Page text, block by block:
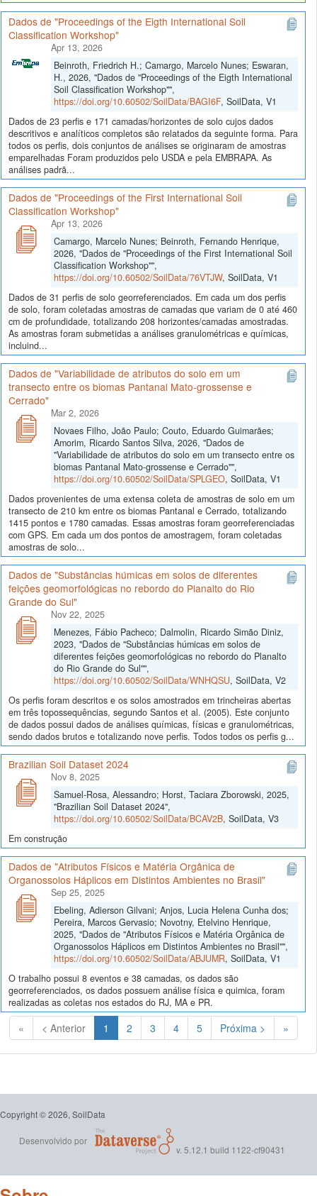
Dados de "Proceedings of the Eigth International Soil
Classification Workshop"
Apr 13, 2026
Beinroth, Friedrich H.; Camargo, Marcelo Nunes; Eswaran,
H., 2026, "Dados de "Proceedings of the Eigth International
Soil Classification Workshop"",
https://doi.org/10.60502/SoilData/BAGI6F, SoilData, V1
Dados de 23 perfis e 171 camadas/horizontes de solo cujos dados
descritivos e analíticos completos são relatados da seguinte forma. Para
todos os perfis, dois conjuntos de análises se originaram de amostras
emparelhadas Foram produzidos pelo USDA e pela EMBRAPA. As
análises padrã...
Dados de "Proceedings of the First International Soil
Classification Workshop"
Apr 13, 2026
Camargo, Marcelo Nunes; Beinroth, Fernando Henrique,
2026, "Dados de "Proceedings of the First International Soil
Classification Workshop"",
https://doi.org/10.60502/SoilData/76VTJW, SoilData, V1
Dados de 31 perfis de solo georreferenciados. Em cada um dos perfis
de solo, foram coletadas amostras de camadas que variam de 0 até 460
cm de profundidade, totalizando 208 horizontes/camadas amostradas.
As amostras foram submetidas a análises granulométricas e químicas,
incluind...
Dados de "Variabilidade de atributos do solo em um
transecto entre os biomas Pantanal Mato-grossense e
Cerrado"
Mar 2, 2026
Novaes Filho, João Paulo; Couto, Eduardo Guimarães;
Amorim, Ricardo Santos Silva, 2026, "Dados de
"Variabilidade de atributos do solo em um transecto entre os
biomas Pantanal Mato-grossense e Cerrado"",
https://doi.org/10.60502/SoilData/SPLGEO, SoilData, V1
Dados provenientes de uma extensa coleta de amostras de solo em um
transecto de 210 km entre os biomas Pantanal e Cerrado, totalizando
1415 pontos e 1780 camadas. Essas amostras foram georreferenciadas
com GPS. Em cada um dos pontos de amostragem, foram coletadas
amostras de solo...
Dados de "Substâncias húmicas em solos de diferentes
feições geomorfológicas no rebordo do Planalto do Rio
Grande do Sul"
Nov 22, 2025
Menezes, Fábio Pacheco; Dalmolin, Ricardo Simão Diniz,
2023, "Dados de "Substâncias húmicas em solos de
diferentes feições geomorfológicas no rebordo do Planalto
do Rio Grande do Sul"",
https://doi.org/10.60502/SoilData/WNHQSU, SoilData, V2
Os perfis foram descritos e os solos amostrados em trincheiras abertas
em três topossequências, segundo Santos et al. (2005). Este conjunto
de dados possui dados de análises químicas, físicas e granulométricas,
sendo dados brutos e totalizando nove perfis. Todos todos os perfis g...
Brazilian Soil Dataset 2024
Nov 8, 2025
Samuel-Rosa, Alessandro; Horst, Taciara Zborowski, 2025,
"Brazilian Soil Dataset 2024",
https://doi.org/10.60502/SoilData/BCAV2B, SoilData, V3
Em construção
Dados de "Atributos Físicos e Matéria Orgânica de
Organossolos Háplicos em Distintos Ambientes no Brasil"
Sep 25, 2025
Ebeling, Adierson Gilvani; Anjos, Lucia Helena Cunha dos;
Pereira, Marcos Gervasio; Novotny, Etelvino Henrique,
2025, "Dados de "Atributos Físicos e Matéria Orgânica de
Organossolos Háplicos em Distintos Ambientes no Brasil"",
https://doi.org/10.60502/SoilData/ABJUMR, SoilData, V1
O trabalho possui 8 eventos e 38 camadas, os dados são
georreferenciados, os dados possuem análise física e quimica, foram
realizadas as coletas nos estados do RJ, MA e PR.
« < Anterior 1 (Atual)
2 3 4 5 Próxima > »
Copyright © 2026, SoilData
Desenvolvido por
v. 5.12.1 build 1122-cf90431